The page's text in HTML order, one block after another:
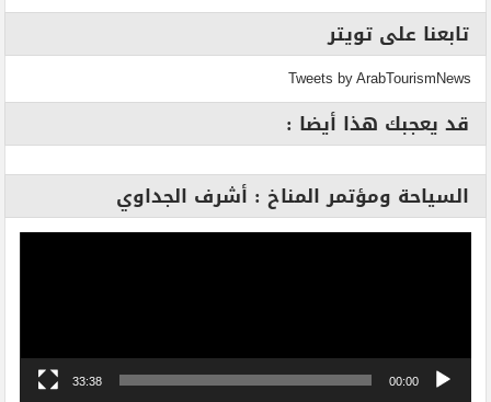
تابعنا على تويتر
Tweets by ArabTourismNews
قد يعجبك هذا أيضا :
السياحة ومؤتمر المناخ : أشرف الجداوي
00:00
33:38